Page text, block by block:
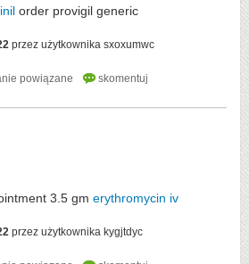
order provigil generic
przez użytkownika sxoxumwc
3.5 gm erythromycin iv
przez użytkownika kygjtdyc